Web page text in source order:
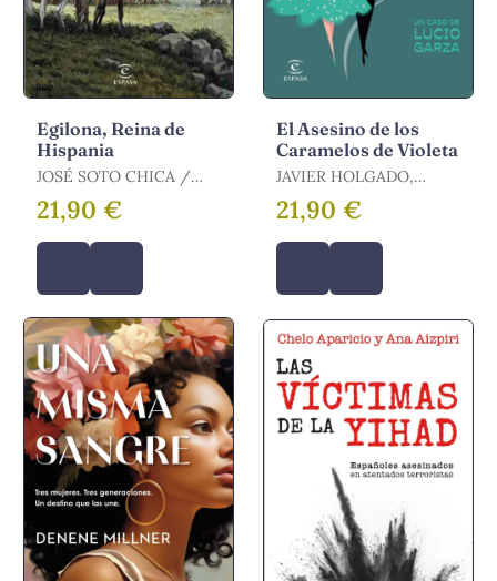
Egilona, Reina de
Hispania
JOSÉ SOTO CHICA /
SOTO CHICA, JOSÉ
21,90 €
El Asesino de los
Caramelos de Violeta
JAVIER HOLGADO,
SUSANA LÓPEZ RUBIO
/ HOLGADO,JAVIER /
21,90 €